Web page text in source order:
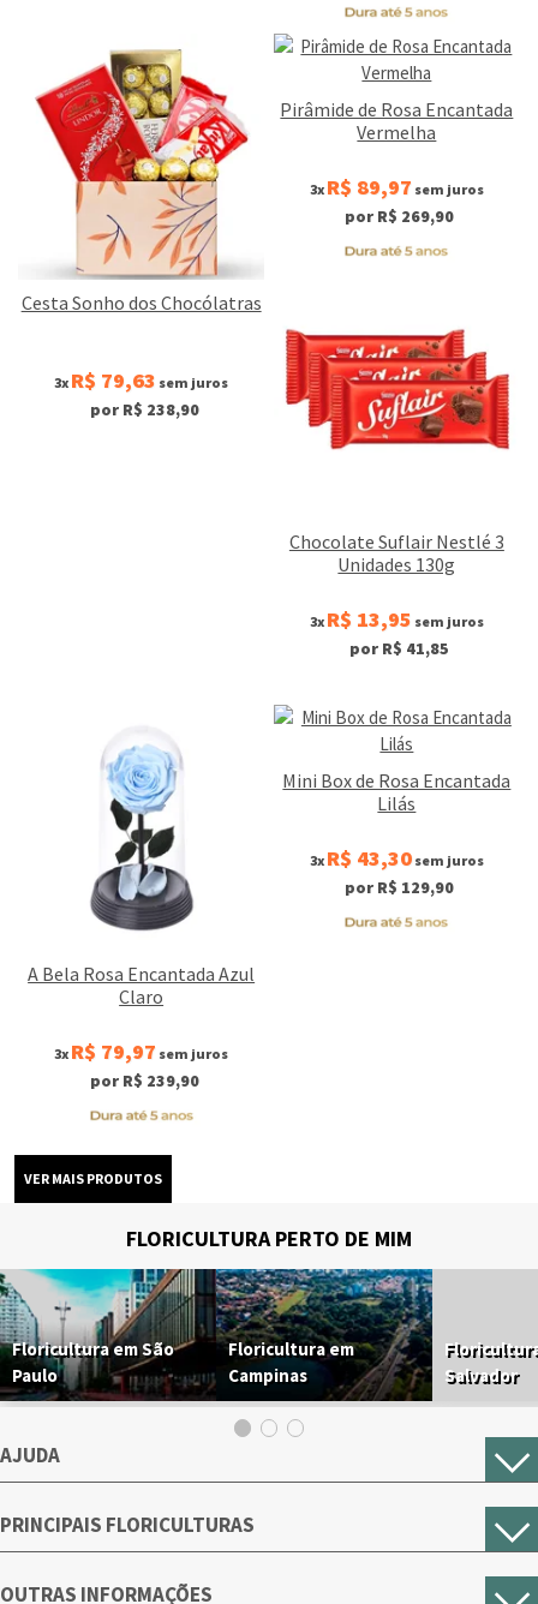
Cesta Sonho dos Chocólatras
3x R$ 79,63 sem juros
por R$ 238,90
Pirâmide de Rosa Encantada
Vermelha
3x R$ 89,97 sem juros
por R$ 269,90
Chocolate Suflair Nestlé 3
Unidades 130g
3x R$ 13,95 sem juros
por R$ 41,85
A Bela Rosa Encantada Azul
Claro
3x R$ 79,97 sem juros
por R$ 239,90
Mini Box de Rosa Encantada
Lilás
3x R$ 43,30sem juros
por R$ 129,90
FLORICULTURA PERTO DE MIM
Floricultura em São
Paulo
Floricultura em
Campinas
Salvador
AJUDA
PRINCIPAIS FLORICULTURAS
OUTRAS INFORMAÇÕES